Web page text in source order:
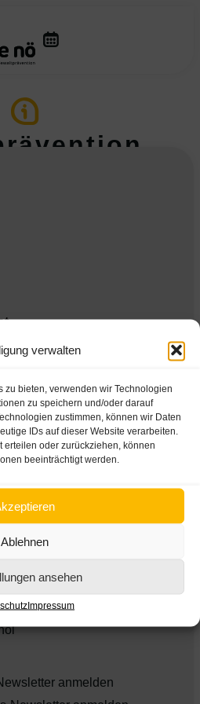
verwalten
zu bieten, verwenden wir Technologien
zu speichern und/oder darauf
zustimmen, können wir Daten
IDs auf dieser Website verarbeiten.
oder zurückziehen, können
beeinträchtigt werden.
Ablehnen
ansehen
Impressum
anmelden